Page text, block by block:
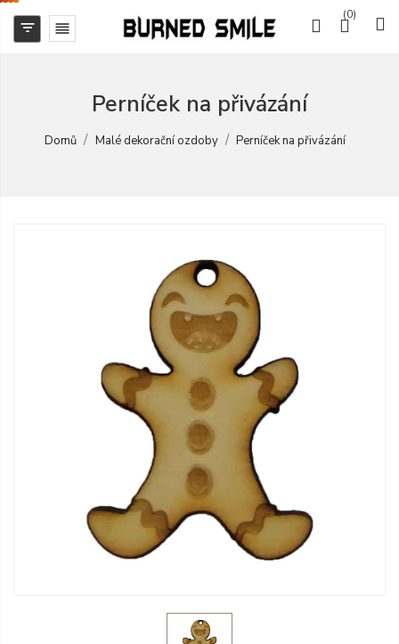
(0)
 
Perníček na přivázání
Domů Malé dekorační ozdoby Perníček na přivázání